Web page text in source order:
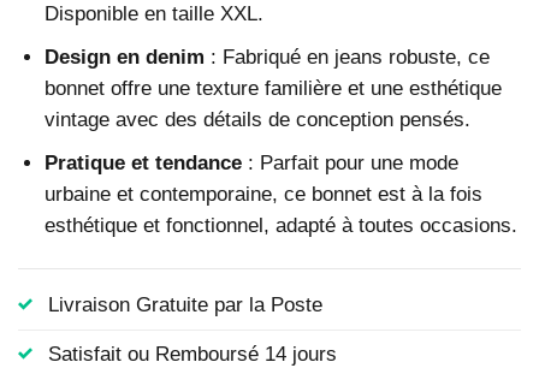
Disponible en taille XXL.
Design en denim : Fabriqué en jeans robuste, ce
bonnet offre une texture familière et une esthétique
vintage avec des détails de conception pensés.
Pratique et tendance: Parfait pour une mode
urbaine et contemporaine, ce bonnet est à la fois
esthétique et fonctionnel, adapté à toutes occasions.
Livraison Gratuite par la Poste
Satisfait ou Remboursé 14 jours